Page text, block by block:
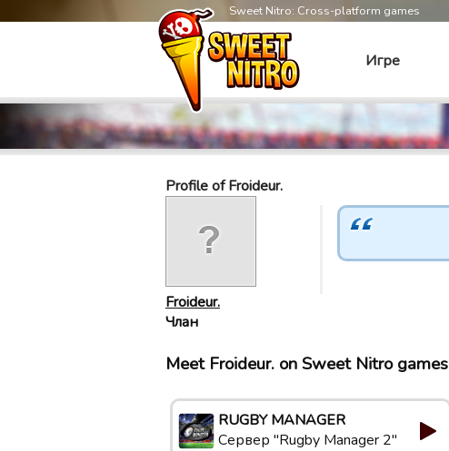
Sweet Nitro: Cross-platform games
Игре
Profile of Froideur.
Froideur.
Члан
Meet Froideur. on Sweet Nitro games
RUGBY MANAGER
Сервер "Rugby Manager 2"